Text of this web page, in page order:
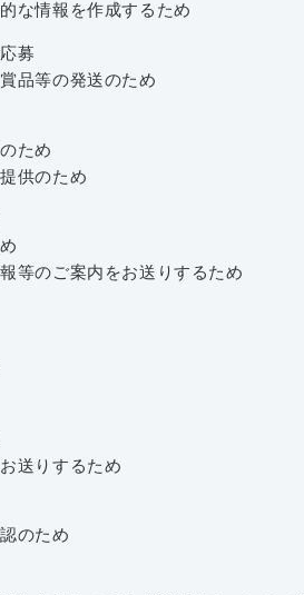
な情報を作成するため
募
品等の発送のため
ため
のため
案内をお送りするため
するため
のため